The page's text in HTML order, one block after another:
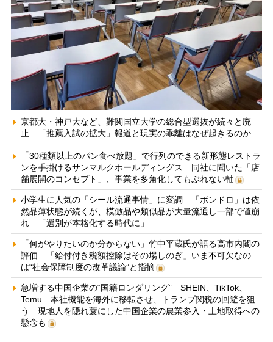
京都大・神戸大など、難関国立大学の総合型選抜が続々と廃
止 「推薦入試の拡大」報道と現実の乖離はなぜ起きるのか
「30種類以上のパン食べ放題」で行列のできる新形態レストラ
ンを手掛けるサンマルクホールディングス 同社に聞いた「店
舗展開のコンセプト」、事業を多角化してもぶれない軸
小学生に人気の「シール流通事情」に変調 「ボンドロ」は依
然品薄状態が続くが、模倣品や類似品が大量流通し一部で値崩
れ 「選別が本格化する時代に」
「何がやりたいのか分からない」竹中平蔵氏が語る高市内閣の
評価 「給付付き税額控除はその場しのぎ」いま不可欠なの
は“社会保障制度の改革議論”と指摘
急増する中国企業の“国籍ロンダリング” SHEIN、TikTok、
Temu…本社機能を海外に移転させ、トランプ関税の回避を狙
う 現地人を隠れ蓑にした中国企業の農業参入・土地取得への
懸念も